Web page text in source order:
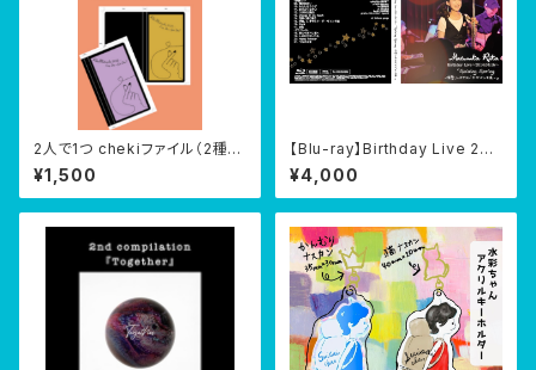
2人で1つ chekiファイル（2種：
ゴールド・パープル）
¥1,500
【Blu-ray】Birthday Live 201
4『Spring Spining -拝啓、レ
オナルド・ダ・ヴィンチ様- 』@渋
谷gee.ge 2014/04/15
¥4,000